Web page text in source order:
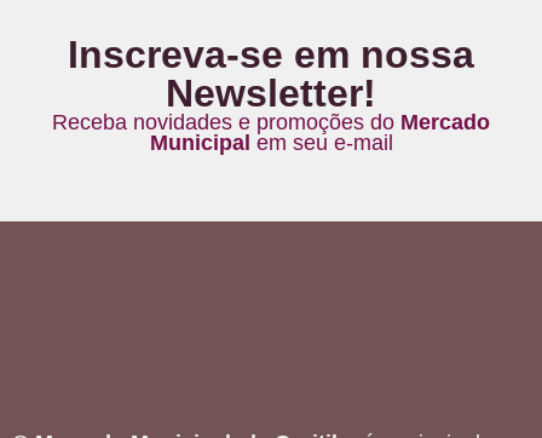
Inscreva-se em nossa
Newsletter!
Receba novidades e promoções do Mercado
Municipal em seu e-mail